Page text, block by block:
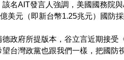
名AIT發言人強調，美國國務院
美元（即新台幣1.25兆元）國防採
政府所提版本，谷立言近期接受
台灣政黨也跟我們一樣，把國防